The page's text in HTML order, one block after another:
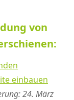
von
einbauen
24. März